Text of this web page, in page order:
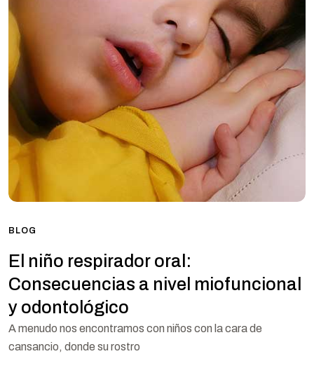
BLOG
El niño respirador oral:
Consecuencias a nivel miofuncional
y odontológico
A menudo nos encontramos con niños con la cara de
cansancio, donde su rostro